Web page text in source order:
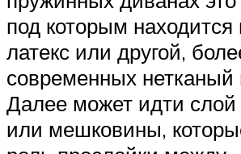
под которым находится
латекс или другой,
современных нетканый
Далее может идти слой
или мешковины,